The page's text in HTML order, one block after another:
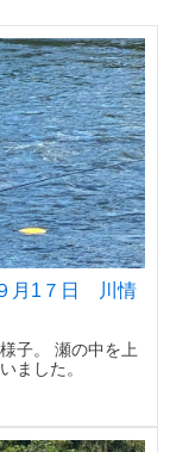
月1７日 川情
子。 瀬の中を上
ました。